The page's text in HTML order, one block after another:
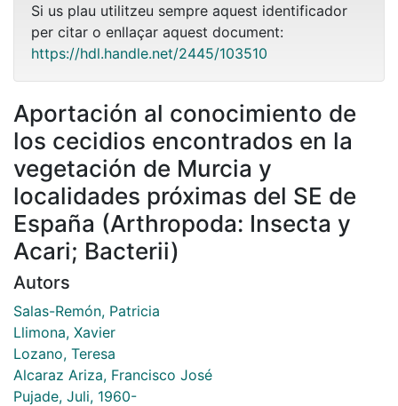
Si us plau utilitzeu sempre aquest identificador
per citar o enllaçar aquest document:
https://hdl.handle.net/2445/103510
Aportación al conocimiento de
los cecidios encontrados en la
vegetación de Murcia y
localidades próximas del SE de
España (Arthropoda: Insecta y
Acari; Bacterii)
Autors
Salas-Remón, Patricia
Llimona, Xavier
Lozano, Teresa
Alcaraz Ariza, Francisco José
Pujade, Juli, 1960-